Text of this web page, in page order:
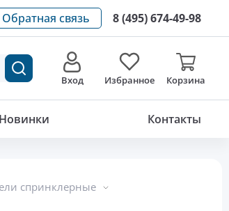
Обратная связь 8 (495) 674-49-98
Вход Избранное Корзина
Новинки Контакты
спринклерные
585.58р./шт.